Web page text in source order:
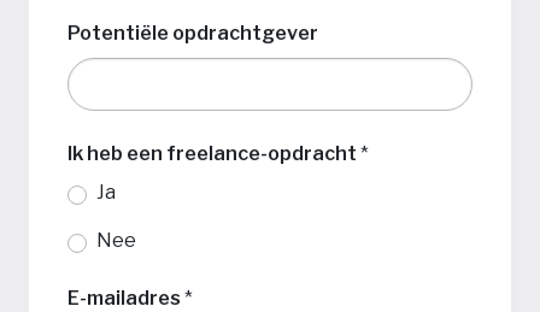
Potentiële opdrachtgever
Ik heb een freelance-opdracht *
Ja
Nee
E-mailadres *